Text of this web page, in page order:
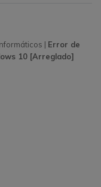
| Error de
10 [Arreglado]